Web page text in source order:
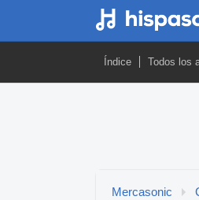
Índice Todos los
Mercasonic